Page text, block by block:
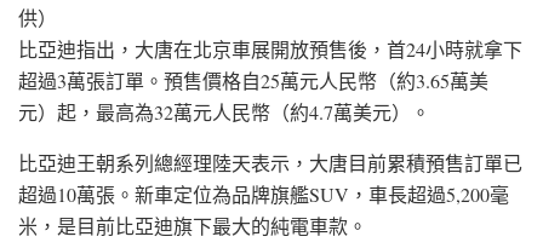
供）
比亞迪指出，大唐在北京車展開放預售後，首24小時就拿下
超過3萬張訂單。預售價格自25萬元人民幣（約3.65萬美
元）起，最高為32萬元人民幣（約4.7萬美元）。
比亞迪王朝系列總經理陸天表示，大唐目前累積預售訂單已
超過10萬張。新車定位為品牌旗艦SUV，車長超過5,200毫
米，是目前比亞迪旗下最大的純電車款。